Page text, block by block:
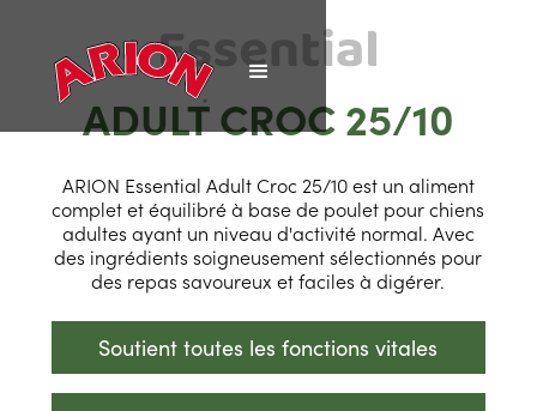
ADULT CROC 25/10
ARION Essential Adult Croc 25/10 est un aliment
complet et équilibré à base de poulet pour chiens
adultes ayant un niveau d'activité normal. Avec
des ingrédients soigneusement sélectionnés pour
des repas savoureux et faciles à digérer.
Soutient toutes les fonctions vitales